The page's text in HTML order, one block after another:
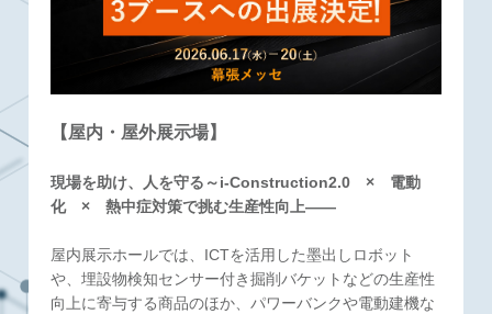
【屋内・屋外展示場】
現場を助け、人を守る～i-Construction2.0 × 電動
化 × 熱中症対策で挑む生産性向上――
屋内展示ホールでは、ICTを活用した墨出しロボット
や、埋設物検知センサー付き掘削バケットなどの生産性
向上に寄与する商品のほか、パワーバンクや電動建機な